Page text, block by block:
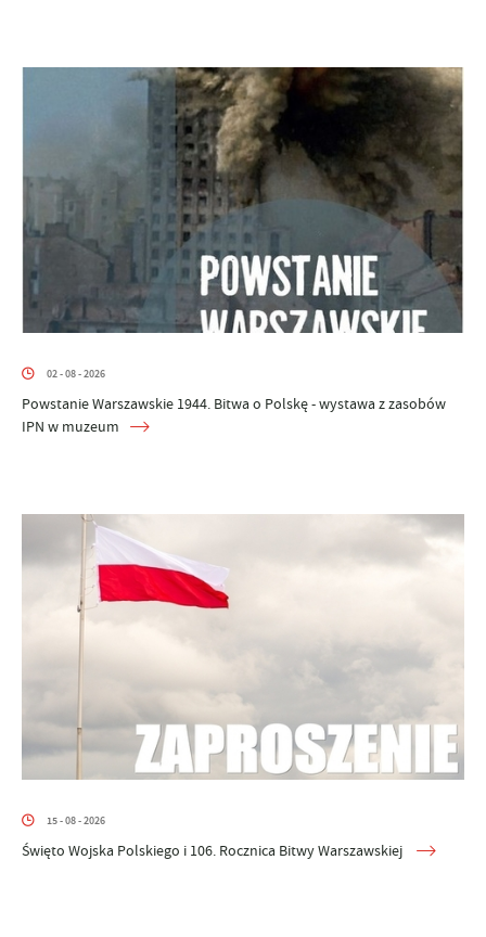
02 - 08 - 2026
Powstanie Warszawskie 1944. Bitwa o Polskę - wystawa z zasobów
IPN w muzeum
15 - 08 - 2026
Święto Wojska Polskiego i 106. Rocznica Bitwy Warszawskiej